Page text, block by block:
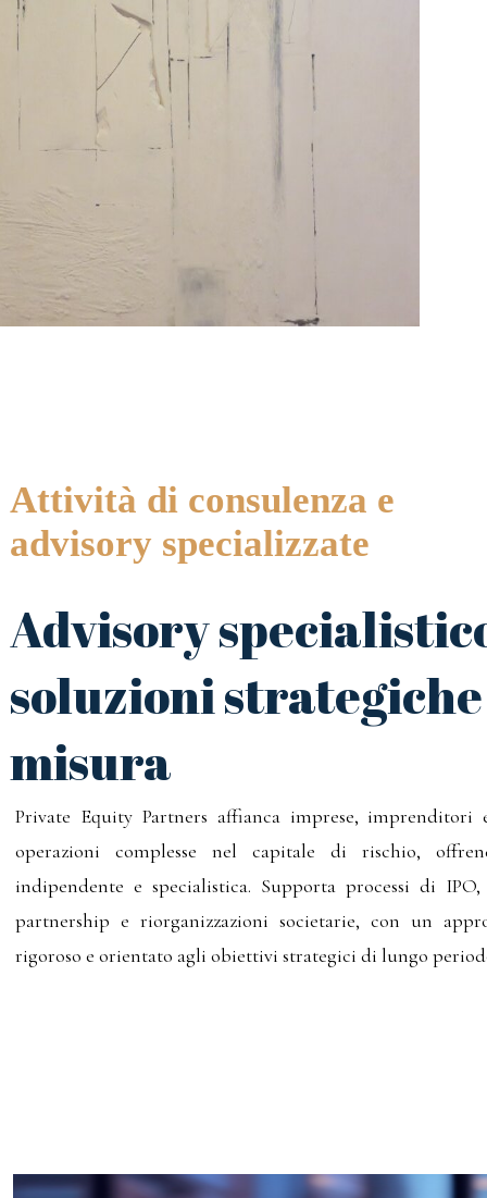
Attività di consulenza e
advisory specializzate
Advisory
soluzioni
misura
Private Equity Partners affianca imprese,
operazioni complesse nel capitale di rischio,
indipendente e specialistica. Supporta processi di
partnership e riorganizzazioni societarie, con un
rigoroso e orientato agli obiettivi strategici di lungo